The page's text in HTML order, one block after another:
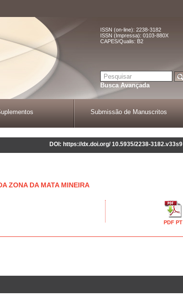
ISSN (on-line): 2238-3182
ISSN (Impressa): 0103-880X
CAPES/Qualis: B2
Busca Avançada
Submissão de Manuscritos
DOI: https://dx.doi.org/ 10.5935/2238-3182.v33s9
ZONA DA MATA MINEIRA
PDF PT